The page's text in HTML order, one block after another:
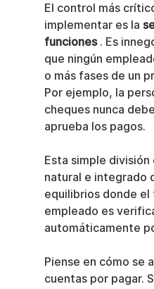
El control más
implementar es la
funciones . Es
que ningún
o más fases de un
Por ejemplo, la
cheques nunca
aprueba los pagos.
Esta simple división
natural e integrado
equilibrios donde el
empleado es
automáticamente
Piense en cómo se
cuentas por pagar.